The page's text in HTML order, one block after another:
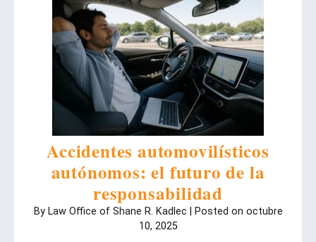
Accidentes automovilísticos
autónomos: el futuro de la
responsabilidad
By Law Office of Shane R. Kadlec Posted on octubre
10, 2025